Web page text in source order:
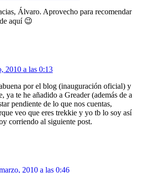
Álvaro. Aprovecho para recomendar
aquí 😉
2010 a las 0:13
por el blog (inauguración oficial) y
ya te he añadido a Greader (además de a
pendiente de lo que nos cuentas,
veo que eres trekkie y yo tb lo soy así
corriendo al siguiente post.
2010 a las 0:46